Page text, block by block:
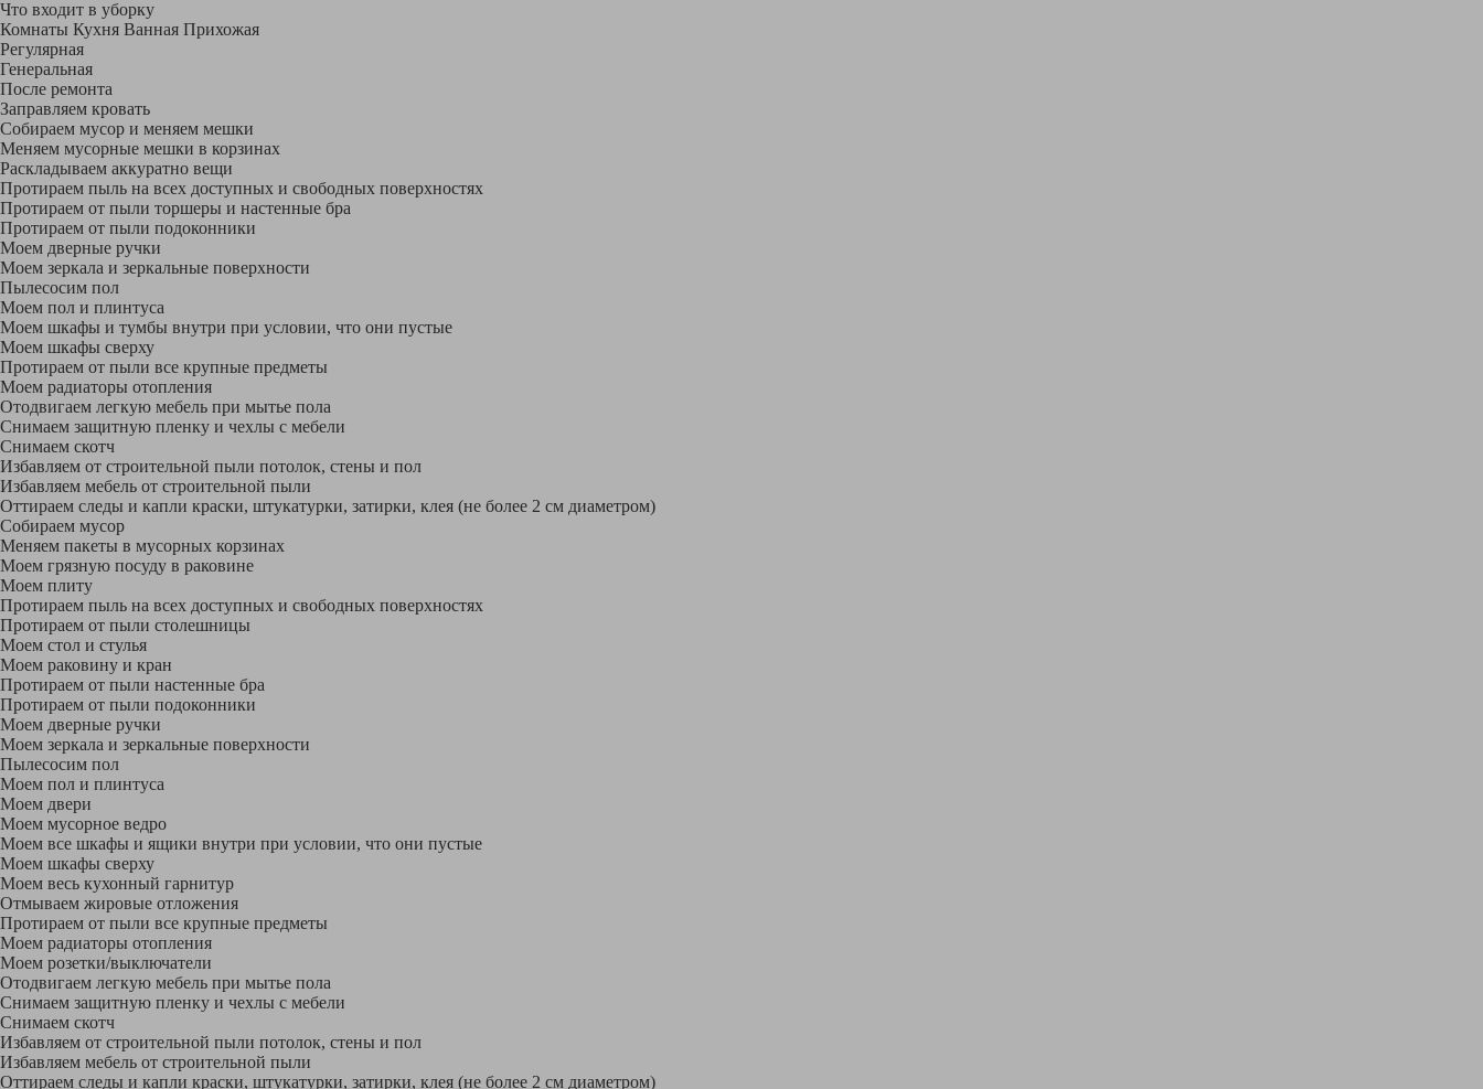
Что входит в уборку
Регу­лярная
Гене­ральная
После ремонта
Заправляем кровать
Собираем мусор и меняем мешки
Меняем мусорные мешки в корзинах
Раскладываем аккуратно вещи
Протираем пыль на всех доступных и свободных поверхностях
Протираем от пыли торшеры и настенные бра
Протираем от пыли подоконники
Моем дверные ручки
Моем зеркала и зеркальные поверхности
Пылесосим пол
Моем пол и плинтуса
Моем шкафы и тумбы внутри при условии, что они пустые
Моем шкафы сверху
Протираем от пыли все крупные предметы
Моем радиаторы отопления
Отодвигаем легкую мебель при мытье пола
Снимаем защитную пленку и чехлы с мебели
Снимаем скотч
Избавляем от строительной пыли потолок, стены и пол
Избавляем мебель от строительной пыли
Оттираем следы и капли краски, штукатурки, затирки, клея (не более 2 см диаметром)
Собираем мусор
Меняем пакеты в мусорных корзинах
Моем грязную посуду в раковине
Моем плиту
Протираем пыль на всех доступных и свободных поверхностях
Протираем от пыли столешницы
Моем стол и стулья
Моем раковину и кран
Протираем от пыли настенные бра
Протираем от пыли подоконники
Моем дверные ручки
Моем зеркала и зеркальные поверхности
Пылесосим пол
Моем пол и плинтуса
Моем двери
Моем мусорное ведро
Моем все шкафы и ящики внутри при условии, что они пустые
Моем шкафы сверху
Моем весь кухонный гарнитур
Отмываем жировые отложения
Протираем от пыли все крупные предметы
Моем радиаторы отопления
Моем розетки/выключатели
Отодвигаем легкую мебель при мытье пола
Снимаем защитную пленку и чехлы с мебели
Снимаем скотч
Избавляем от строительной пыли потолок, стены и пол
Избавляем мебель от строительной пыли
Оттираем следы и капли краски, штукатурки, затирки, клея (не более 2 см диаметром)